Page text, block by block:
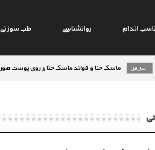
اندام روانشناسی طب سوزنی
ماسک حنا و فوائد ماسک حنا بر روی پوست صورت